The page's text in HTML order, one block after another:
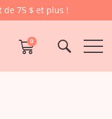
de 75 $ et plus !
0